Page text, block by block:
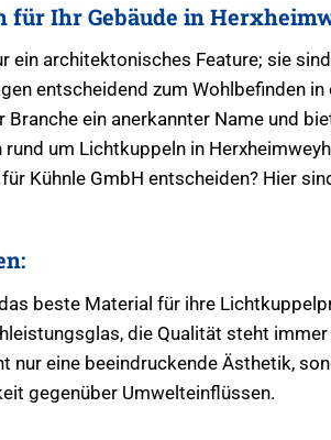
für Ihr Gebäude in
ein architektonisches Feature; sie
entscheidend zum Wohlbefinden in
Branche ein anerkannter Name und
um Lichtkuppeln in
Kühnle GmbH entscheiden? Hier
beste Material für ihre
die Qualität steht
nur eine beeindruckende Ästhetik,
gegenüber Umwelteinflüssen.